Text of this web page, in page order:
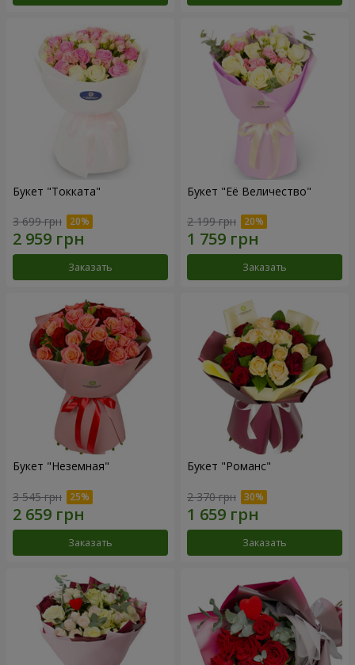
Букет "Токката"
3 699 грн
Заказать
Букет "Её Величество"
2 199 грн
Заказать
Букет "Неземная"
3 545 грн
Заказать
Букет "Романс"
2 370 грн
Заказать